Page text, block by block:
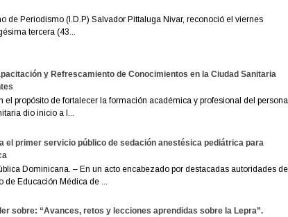
de Periodismo (I.D.P) Salvador Pittaluga Nivar, reconoció el viernes
tercera (43...
y Refrescamiento de Conocimientos en la Ciudad Sanitaria
el propósito de fortalecer la formación académica y profesional del personal
dio inicio a l...
el primer servicio público de sedación anestésica pediátrica para
Dominicana. – En un acto encabezado por destacadas autoridades del
de Educación Médica de ...
sobre: “Avances, retos y lecciones aprendidas sobre la Lepra”.